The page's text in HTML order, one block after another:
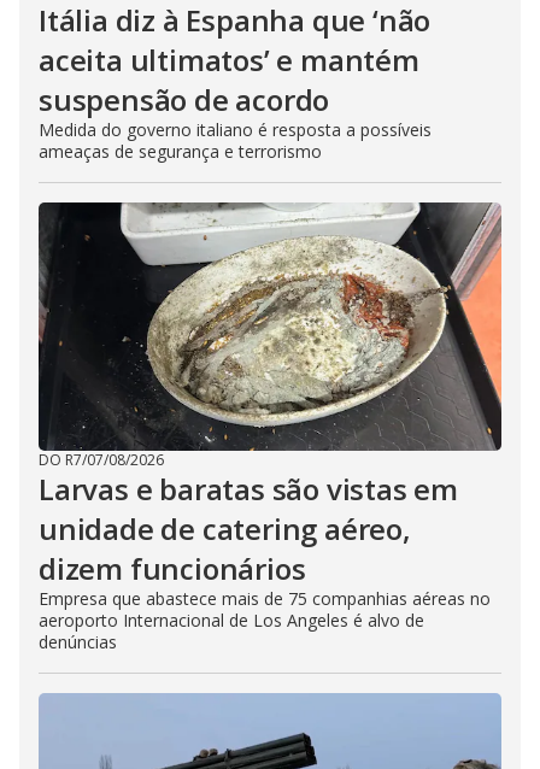
Itália diz à Espanha que ‘não
aceita ultimatos’ e mantém
suspensão de acordo
Medida do governo italiano é resposta a possíveis
ameaças de segurança e terrorismo
DO R7/07/08/2026
Larvas e baratas são vistas em
unidade de catering aéreo,
dizem funcionários
Empresa que abastece mais de 75 companhias aéreas no
aeroporto Internacional de Los Angeles é alvo de
denúncias